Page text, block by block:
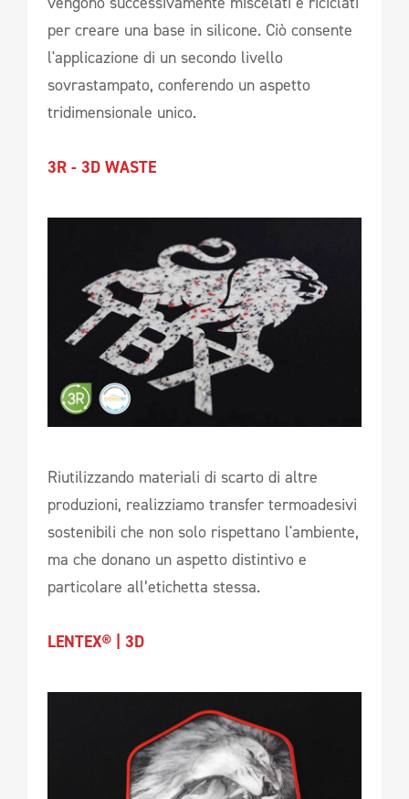
per creare una base in silicone. Ciò consente
l'applicazione di un secondo livello
sovrastampato, conferendo un aspetto
tridimensionale unico.
3R - 3D WASTE
Riutilizzando materiali di scarto di altre
produzioni, realizziamo transfer termoadesivi
sostenibili che non solo rispettano l'ambiente,
ma che donano un aspetto distintivo e
particolare all’etichetta stessa.
LENTEX® | 3D